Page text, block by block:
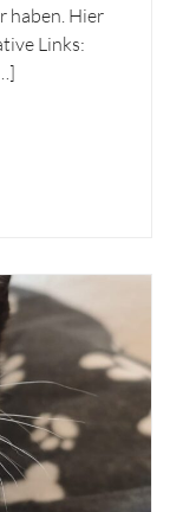
haben. Hier
Links: